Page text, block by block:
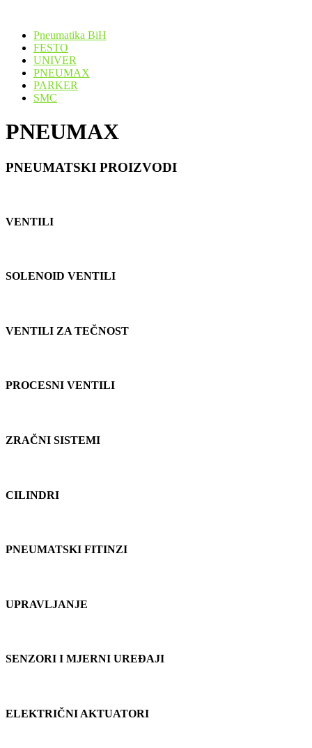
Pneumatika BiH
FESTO
UNIVER
PNEUMAX
PARKER
SMC
PNEUMAX
PNEUMATSKI PROIZVODI
VENTILI
SOLENOID VENTILI
VENTILI ZA TEČNOST
PROCESNI VENTILI
ZRAČNI SISTEMI
CILINDRI
PNEUMATSKI FITINZI
UPRAVLJANJE
SENZORI I MJERNI UREĐAJI
ELEKTRIČNI AKTUATORI